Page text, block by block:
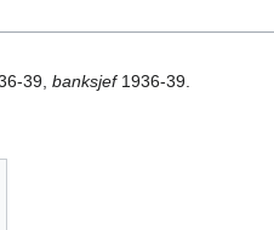
39,banksjef1936-39.